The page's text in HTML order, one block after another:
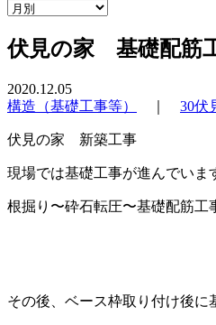
伏見の家 基礎配筋
2020.12.05
構造（基礎工事等）
30伏
伏見の家 新築工事
現場では基礎工事が進んでいま
根掘り〜砕石転圧〜基礎配筋工
その後、ベース枠取り付け後に